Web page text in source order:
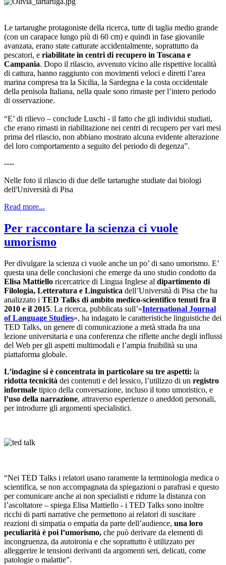
Le tartarughe protagoniste della ricerca, tutte di taglia medio grande
(con un carapace lungo più di 60 cm) e quindi in fase giovanile
avanzata, erano state catturate accidentalmente, soprattutto da
pescatori, e riabilitate in centri di recupero in Toscana e
Campania. Dopo il rilascio, avvenuto vicino alle rispettive località
di cattura, hanno raggiunto con movimenti veloci e diretti l’area
marina compresa tra la Sicilia, la Sardegna e la costa occidentale
della penisola Italiana, nella quale sono rimaste per l’intero periodo
di osservazione.
“E’ di rilievo – conclude Luschi - il fatto che gli individui studiati,
che erano rimasti in riabilitazione nei centri di recupero per vari mesi
prima del rilascio, non abbiano mostrato alcuna evidente alterazione
del loro comportamento a seguito del periodo di degenza”.
----
Nelle foto il rilascio di due delle tartarughe studiate dai biologi
dell'Università di Pisa
Read more...
Per raccontare la scienza ci vuole
umorismo
Per divulgare la scienza ci vuole anche un po’ di sano umorismo. E’
questa una delle conclusioni che emerge da uno studio condotto da
Elisa Mattiello ricercatrice di Lingua Inglese al dipartimento di
Filologia, Letteratura e Linguistica dell’Università di Pisa che ha
analizzato i TED Talks di ambito medico-scientifico tenuti fra il
2010 e il 2015. La ricerca, pubblicata sull’«International Journal
of Language Studies», ha indagato le caratteristiche linguistiche dei
TED Talks, un genere di comunicazione a metà strada fra una
lezione universitaria e una conferenza che riflette anche degli influssi
del Web per gli aspetti multimodali e l’ampia fruibilità su una
piattaforma globale.
L’indagine si è concentrata in particolare su tre aspetti: la
ridotta tecnicità dei contenuti e del lessico, l’utilizzo di un registro
informale tipico della conversazione, incluso il tono umoristico, e
l’uso della narrazione, attraverso esperienze o aneddoti personali,
per introdurre gli argomenti specialistici.
“Nei TED Talks i relatori usano raramente la terminologia medica o
scientifica, se non accompagnata da spiegazioni o parafrasi e questo
per comunicare anche ai non specialisti e ridurre la distanza con
l’ascoltatore – spiega Elisa Mattiello - i TED Talks sono inoltre
ricchi di parti narrative che permettono ai relatori di suscitare
reazioni di simpatia o empatia da parte dell’audience, una loro
peculiarità è poi l’umorismo, che può derivare da elementi di
incongruenza, da autoironia e che soprattutto è utilizzato per
alleggerire le tensioni derivanti da argomenti seri, delicati, come
patologie o malattie”.